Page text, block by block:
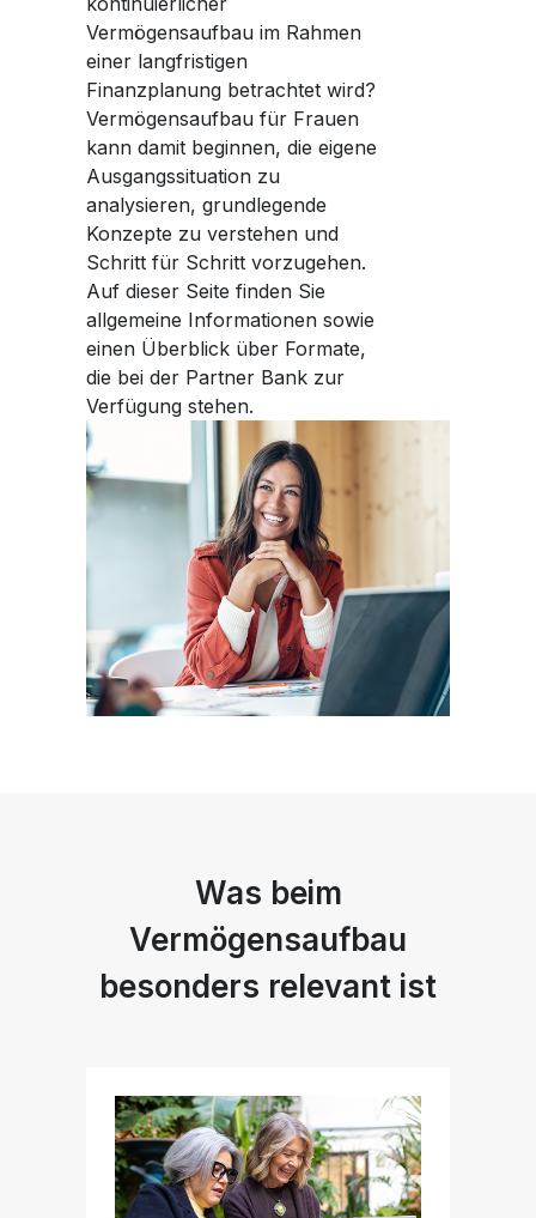
Vermögensaufbau im Rahmen
einer langfristigen
Finanzplanung betrachtet wird?
Vermögensaufbau für Frauen
kann damit beginnen, die eigene
Ausgangssituation zu
analysieren, grundlegende
Konzepte zu verstehen und
Schritt für Schritt vorzugehen.
Auf dieser Seite finden Sie
allgemeine Informationen sowie
einen Überblick über Formate,
die bei der Partner Bank zur
Verfügung stehen.
Was beim
Vermögensaufbau
besonders relevant ist